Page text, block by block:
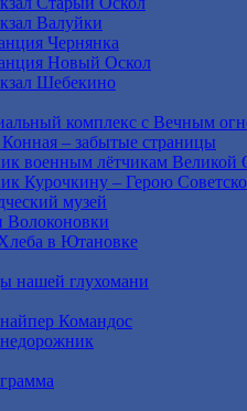
Валуйки
Чернянка
Новый Оскол
Шебекино
комплекс с Вечным
– забытые страницы
военным лётчикам Великой
Курочкину – Герою
музей
Волоконовки
в Ютановке
нашей глухомани
Командос